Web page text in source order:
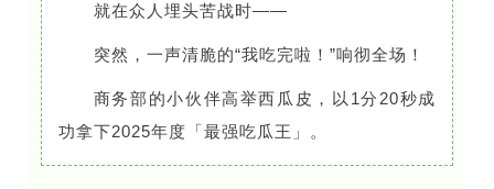
就在众人埋头苦战时——
突然，一声清脆的“我吃完啦！”响彻全场！
商务部的小伙伴高举西瓜皮，以1分20秒成
功拿下2025年度「最强吃瓜王」。